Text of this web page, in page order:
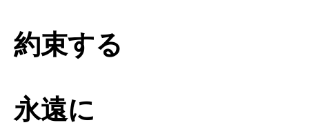
約束する
永遠に